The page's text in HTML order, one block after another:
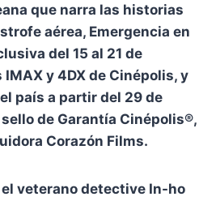
que narra las historias
aérea, Emergencia en
del 15 al 21 de
y 4DX de Cinépolis, y
país a partir del 29 de
de Garantía Cinépolis®,
Corazón Films.
veterano detective In-ho